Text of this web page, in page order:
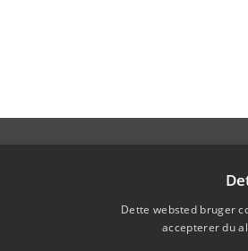
Dette websted bruger
accepterer du